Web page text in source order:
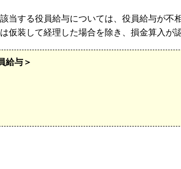
当する役員給与については、役員給与が不
仮装して経理した場合を除き、損金算入が
給与＞